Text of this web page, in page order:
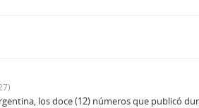
los doce (12) números que publicó